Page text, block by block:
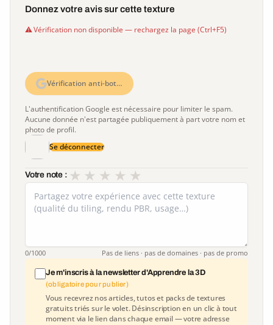
Donnez votre avis sur cette texture
Vérification non disponible — rechargez la page (Ctrl+F5)
Vérification anti-bot…
L'authentification Google est nécessaire pour limiter le spam.
Aucune donnée n'est partagée publiquement à part votre nom et
photo de profil.
Se déconnecter
Votre note : ★
★
★
★
★
0/1000 Pas de liens · pas de domaines · pas de promo
Je m'inscris à la newsletter d'Apprendre la 3D
(obligatoire pour publier)
Vous recevrez nos articles, tutos et packs de textures
gratuits triés sur le volet. Désinscription en un clic à tout
moment via le lien dans chaque email — votre adresse